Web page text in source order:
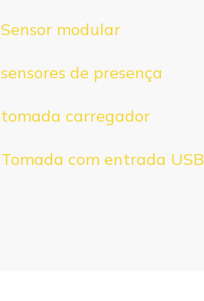
Sensor modular
sensores de presença
tomada carregador
Tomada com entrada USB